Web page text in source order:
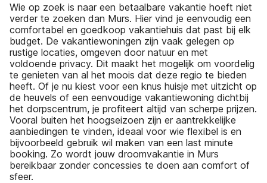
Wie op zoek is naar een betaalbare vakantie hoeft niet
verder te zoeken dan Murs. Hier vind je eenvoudig een
comfortabel en goedkoop vakantiehuis dat past bij elk
budget. De vakantiewoningen zijn vaak gelegen op
rustige locaties, omgeven door natuur en met
voldoende privacy. Dit maakt het mogelijk om voordelig
te genieten van al het moois dat deze regio te bieden
heeft. Of je nu kiest voor een knus huisje met uitzicht op
de heuvels of een eenvoudige vakantiewoning dichtbij
het dorpscentrum, je profiteert altijd van scherpe prijzen.
Vooral buiten het hoogseizoen zijn er aantrekkelijke
aanbiedingen te vinden, ideaal voor wie flexibel is en
bijvoorbeeld gebruik wil maken van een last minute
booking. Zo wordt jouw droomvakantie in Murs
bereikbaar zonder concessies te doen aan comfort of
sfeer.